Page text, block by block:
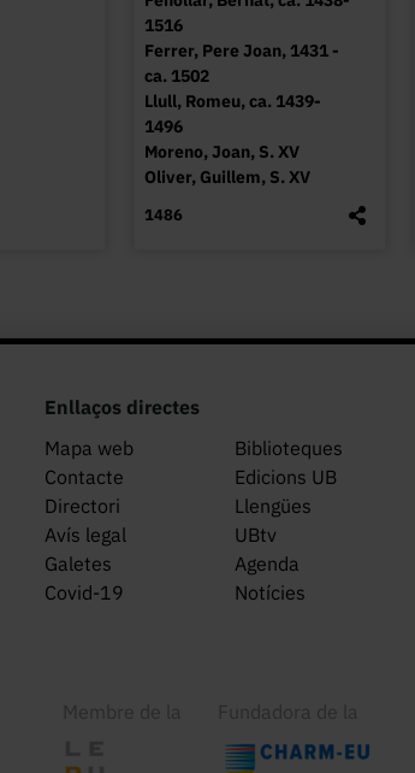
1516
Ferrer, Pere Joan, 1431 -
ca. 1502
Llull, Romeu, ca. 1439-
1496
Moreno, Joan, S. XV
Oliver, Guillem, S. XV
1486
Enllaços directes
Mapa web
Biblioteques
Contacte
Edicions UB
Directori
Llengües
Avís legal
UBtv
Galetes
Agenda
Covid-19
Notícies
Membre de la Fundadora de la